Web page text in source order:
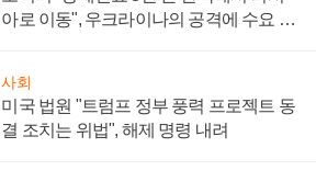
아로 이동", 우크라이나의 공격에 수요 늘
사회
미국 법원 "트럼프 정부 풍력 프로젝트 동
결 조치는 위법", 해제 명령 내려